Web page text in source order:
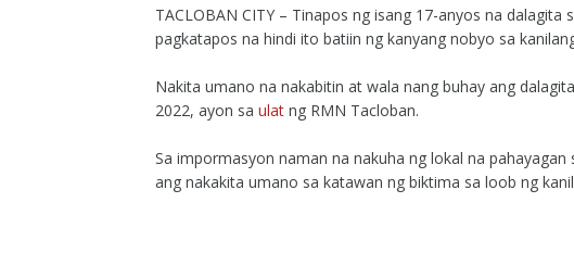
TACLOBAN CITY – Tinapos ng isang 17-anyos na dalagita
pagkatapos na hindi ito batiin ng kanyang nobyo sa
Nakita umano na nakabitin at wala nang buhay ang
2022, ayon sa ulat ng RMN Tacloban.
Sa impormasyon naman na nakuha ng lokal na
ang nakakita umano sa katawan ng biktima sa loob ng